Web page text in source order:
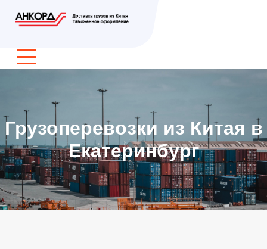
Грузоперевозки из Китая в
Екатеринбург